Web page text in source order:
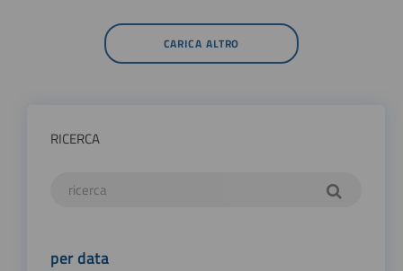
CARICA ALTRO
RICERCA
per data